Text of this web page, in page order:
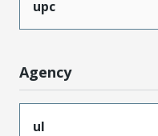
upc
Agency
ul